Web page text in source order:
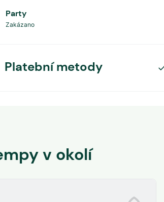
Party
Zakázano
Platební metody
v okolí